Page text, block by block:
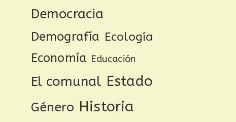
Democracia
Demografía Ecología
Economía Educación
El comunal Estado
Género Historia